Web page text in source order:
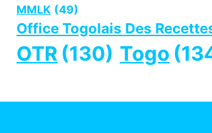
MMLK (49)
Office Togolais Des
OTR (130) Togo